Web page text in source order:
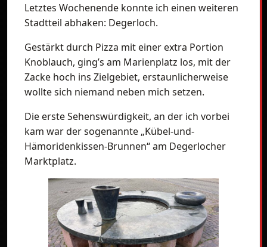
Letztes Wochenende konnte ich einen weiteren
Stadtteil abhaken: Degerloch.
Gestärkt durch Pizza mit einer extra Portion
Knoblauch, ging’s am Marienplatz los, mit der
Zacke hoch ins Zielgebiet, erstaunlicherweise
wollte sich niemand neben mich setzen.
Die erste Sehenswürdigkeit, an der ich vorbei
kam war der sogenannte „Kübel-und-
Hämoridenkissen-Brunnen“ am Degerlocher
Marktplatz.